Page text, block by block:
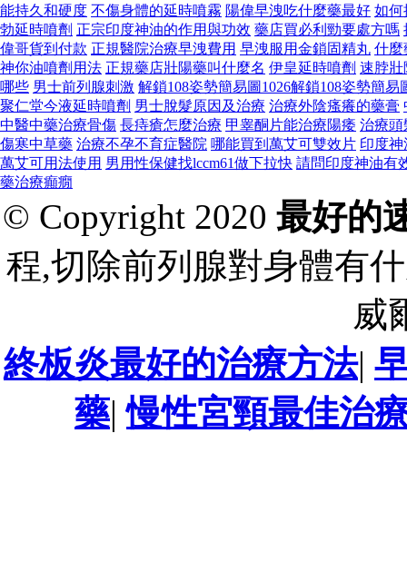
能持久和硬度 不傷身體的延時噴霧 陽偉早洩吃什麼藥最好 如何
勃延時噴劑 正宗印度神油的作用與功效 藥店買必利勁要處方嗎
偉哥貨到付款 正規醫院治療早洩費用 早洩服用金鎖固精丸 什麼
神你油噴劑用法 正規藥店壯陽藥叫什麼名 伊皇延時噴劑 速脖壯
哪些 男士前列腺刺激 解鎖108姿勢簡易圖1026解鎖108姿勢簡易
聚仁堂今液延時噴劑 男士脫髮原因及治療 治療外陰瘙癢的藥膏
中醫中藥治療骨傷 長痔瘡怎麼治療 甲睾酮片能治療陽痿 治療頭
傷寒中草藥 治療不孕不育症醫院 哪能買到萬艾可雙效片 印度神
萬艾可用法使用 男用性保健找lccm61做下拉快 請問印度神油有
藥治療癲癇
© Copyright 2020 最好的
程,切除前列腺對身體有
威
終板炎最好的治療方法|
藥|慢性宮頸最佳治